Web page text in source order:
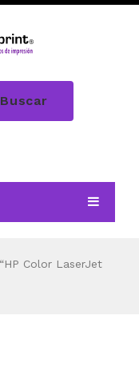
Buscar
Color LaserJet